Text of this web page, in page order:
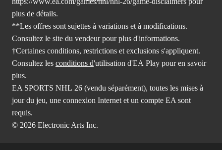
plus de détails.
**Les offres sont sujettes à variations et à modifications.
Consultez le site du vendeur pour plus d'informations.
†Certaines conditions, restrictions et exclusions s'appliquent.
Consultez les conditions d'utilisation d'EA Play pour en savoir
plus.
EA SPORTS NHL 26 (vendu séparément), toutes les mises à
jour du jeu, une connexion Internet et un compte EA sont
requis.
© 2026 Electronic Arts Inc.